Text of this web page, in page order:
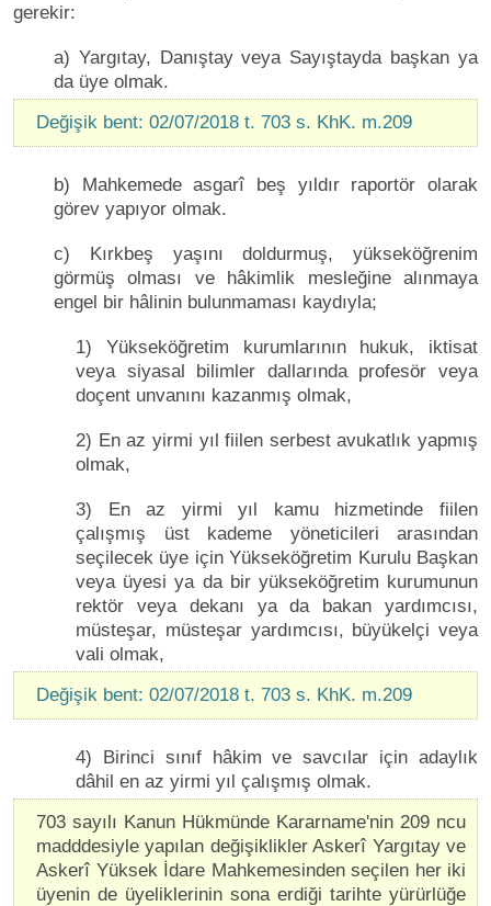
gerekir:
a) Yargıtay, Danıştay veya Sayıştayda başkan ya
da üye olmak.
Değişik bent: 02/07/2018 t. 703 s. KhK. m.209
b) Mahkemede asgarî beş yıldır raportör olarak
görev yapıyor olmak.
c) Kırkbeş yaşını doldurmuş, yükseköğrenim
görmüş olması ve hâkimlik mesleğine alınmaya
engel bir hâlinin bulunmaması kaydıyla;
1) Yükseköğretim kurumlarının hukuk, iktisat
veya siyasal bilimler dallarında profesör veya
doçent unvanını kazanmış olmak,
2) En az yirmi yıl fiilen serbest avukatlık yapmış
olmak,
3) En az yirmi yıl kamu hizmetinde fiilen
çalışmış üst kademe yöneticileri arasından
seçilecek üye için Yükseköğretim Kurulu Başkan
veya üyesi ya da bir yükseköğretim kurumunun
rektör veya dekanı ya da bakan yardımcısı,
müsteşar, müsteşar yardımcısı, büyükelçi veya
vali olmak,
Değişik bent: 02/07/2018 t. 703 s. KhK. m.209
4) Birinci sınıf hâkim ve savcılar için adaylık
dâhil en az yirmi yıl çalışmış olmak.
703 sayılı Kanun Hükmünde Kararname'nin 209 ncu
madddesiyle yapılan değişiklikler Askerî Yargıtay ve
Askerî Yüksek İdare Mahkemesinden seçilen her iki
üyenin de üyeliklerinin sona erdiği tarihte yürürlüğe